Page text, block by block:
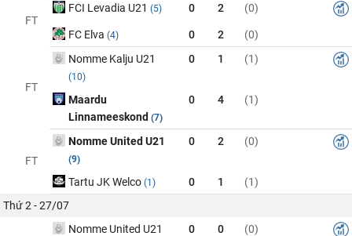
FT
FCI Levadia U21 (5) 0 2 (0)
FC Elva (4) 0 2 (0)
FT
Nomme Kalju U21
(10)
0 1 (1)
Maardu
Linnameeskond (7)
0 4 (1)
FT
Nomme United U21
(9)
0 2 (0)
Tartu JK Welco (1) 0 1
(1)
Thứ 2 - 27/07
Nomme United U21 0 0 (0)